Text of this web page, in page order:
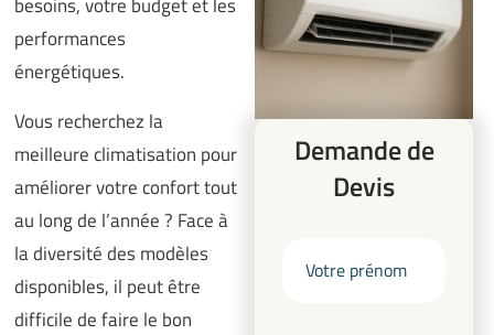
performances
énergétiques.
Vous recherchez la
meilleure climatisation pour
améliorer votre confort tout
au long de l’année ? Face à
la diversité des modèles
disponibles, il peut être
difficile de faire le bon
Demande de
Devis